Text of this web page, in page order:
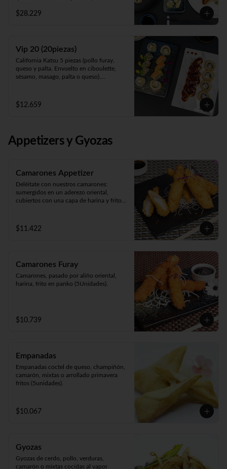
Acevichado Top (camarón furay, atún,
camarón furay o pollo furay. Envuelto en
pollo y Frito en panko acompañado de
salsa teriyaki).
$28.229
Vip 20 (20piezas)
California Katsu 5 piezas (pollo furay,
queso y palta. Envuelto en ciboulette,
sésamo, masago, palta o queso).
palta).
Panko Ebi 10 piezas (camarón, queso y
$12.659
Appetizers y Gyozas
Camarones Appetizer
Deléitate con nuestros camarones:
sumergidos en un aderezo oriental,
cubiertos con una capa de harina y fritos
de cinco unidades repletas de sabor!
$11.422
Camarones Furay
Camarones, pasado por aliño oriental,
harina, frito en panko (5Unidades).
$10.739
Empanadas
Empanadas coctel de queso, champiñón,
camarón, mixtas o arrollado primavera
fritos (5unidades).
$10.067
Gyozas
Gyozas de cerdo, pollo, verduras,
camarón o mixtas cocidas al vapor